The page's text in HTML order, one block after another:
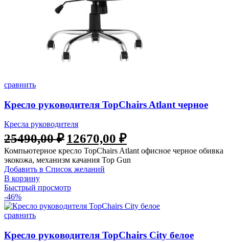
сравнить
Кресло руководителя TopChairs Atlant черное
Кресла руководителя
25490,00₽ Первоначальная
цена
составляла
25490,00 ₽.
12670,00 ₽Текущая
цена:
12670,00 ₽.
Компьютерное кресло TopChairs Atlant офисное черное обивка
экокожа, механизм качания Top Gun
Добавить в Список желаний
В корзину
Быстрый просмотр
-46%
сравнить
Кресло руководителя TopChairs City белое